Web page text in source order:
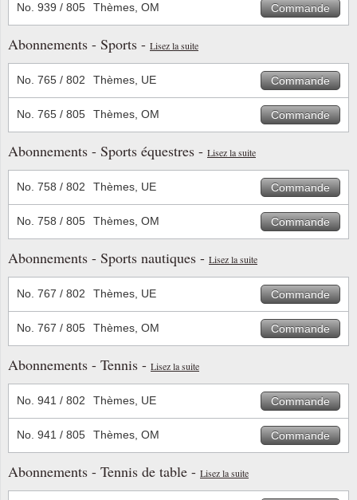
No. 939 / 805 Thèmes, OM Commande
Abonnements - Sports - Lisez la suite
No. 765 / 802 Thèmes, UE Commande
No. 765 / 805 Thèmes, OM Commande
Abonnements - Sports équestres - Lisez la suite
No. 758 / 802 Thèmes, UE Commande
No. 758 / 805 Thèmes, OM Commande
Abonnements - Sports nautiques - Lisez la suite
No. 767 / 802 Thèmes, UE Commande
No. 767 / 805 Thèmes, OM Commande
Abonnements - Tennis - Lisez la suite
No. 941 / 802 Thèmes, UE Commande
No. 941 / 805 Thèmes, OM Commande
Abonnements - Tennis de table - Lisez la suite